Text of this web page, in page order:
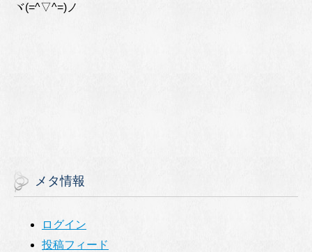
ヾ(=^▽^=)ノ
メタ情報
ログイン
投稿フィード